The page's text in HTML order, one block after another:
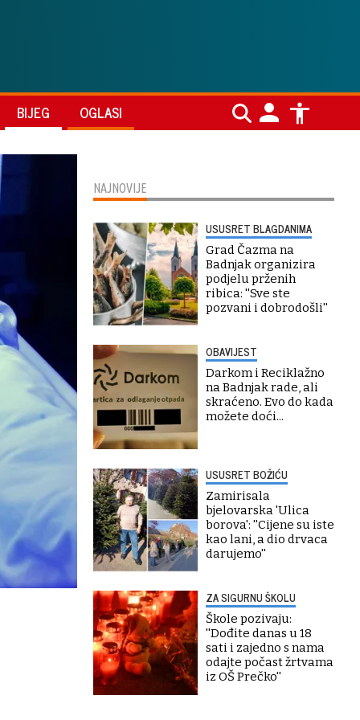
BIJEG OGLASI
NAJNOVIJE
USUSRET BLAGDANIMA
Grad Čazma na
Badnjak organizira
podjelu prženih
ribica: ''Sve ste
pozvani i dobrodošli''
OBAVIJEST
Darkom i Reciklažno
na Badnjak rade, ali
skraćeno. Evo do kada
možete doći...
USUSRET BOŽIĆU
Zamirisala
bjelovarska 'Ulica
borova': ''Cijene su iste
kao lani, a dio drvaca
darujemo''
ZA SIGURNU ŠKOLU
Škole pozivaju:
''Dođite danas u 18
sati i zajedno s nama
odajte počast žrtvama
iz OŠ Prečko''